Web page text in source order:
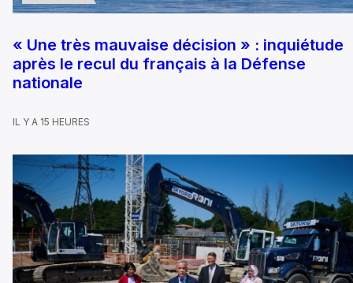
« Une très mauvaise décision » : inquiétude
après le recul du français à la Défense
nationale
IL Y A 15 HEURES